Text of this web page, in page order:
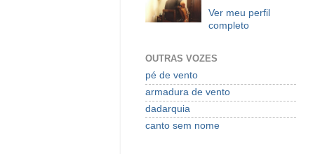
Ver meu perfil
completo
OUTRAS VOZES
pé de vento
armadura de vento
dadarquia
canto sem nome